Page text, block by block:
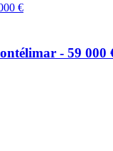
€
- 59 000